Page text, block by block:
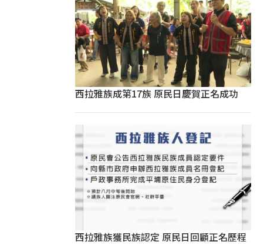
西拉雅族成第17族 原民日慶賀正名成功
西拉雅族獲民族認定 原民日回顧正名歷程